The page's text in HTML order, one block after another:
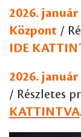
2026. január
Központ /
IDE
2026. január
/ Részletes
KATTINTVA.